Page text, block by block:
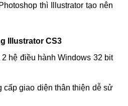
thì Illustrator tạo nên
Illustrator CS3
hệ điều hành Windows 32 bit
cấp giao diện thân thiện dễ sử